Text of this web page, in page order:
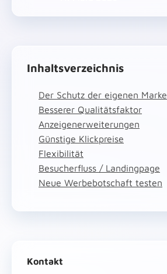
Inhaltsverzeichnis
Der Schutz der eigenen Marke
Besserer Qualitätsfaktor
Anzeigenerweiterungen
Günstige Klickpreise
Flexibilität
Besucherfluss / Landingpage
Neue Werbebotschaft testen
Kontakt